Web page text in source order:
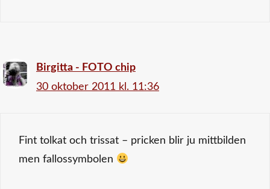
Birgitta - FOTO chip
30 oktober 2011 kl. 11:36
Fint tolkat och trissat – pricken blir ju mittbilden
men fallossymbolen